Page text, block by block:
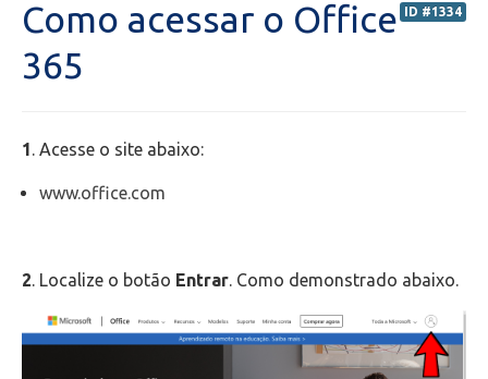
Biblioteca
Laboratórios
EAD
ID #1334
Como acessar o Office
365
1. Acesse o site abaixo:
www.office.com
2. Localize o botão Entrar. Como demonstrado abaixo.